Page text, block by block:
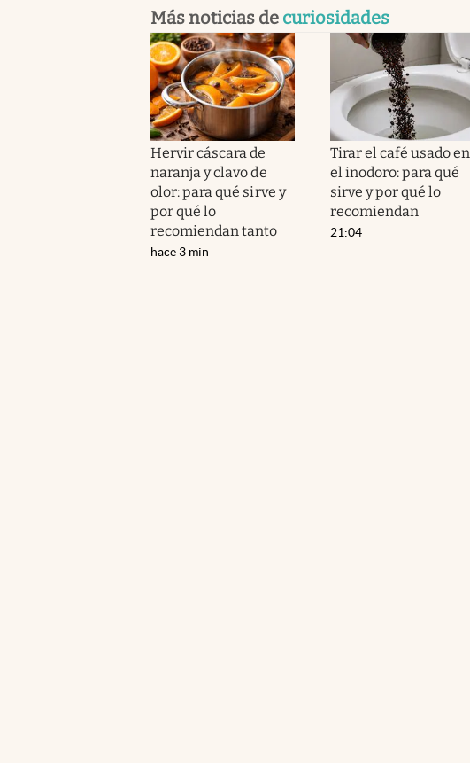
Más noticias de curiosidades
Hervir cáscara de
naranja y clavo de
olor: para qué sirve y
por qué lo
recomiendan tanto
hace 3 min
Tirar el café usado en
el inodoro: para qué
sirve y por qué lo
recomiendan
21:04